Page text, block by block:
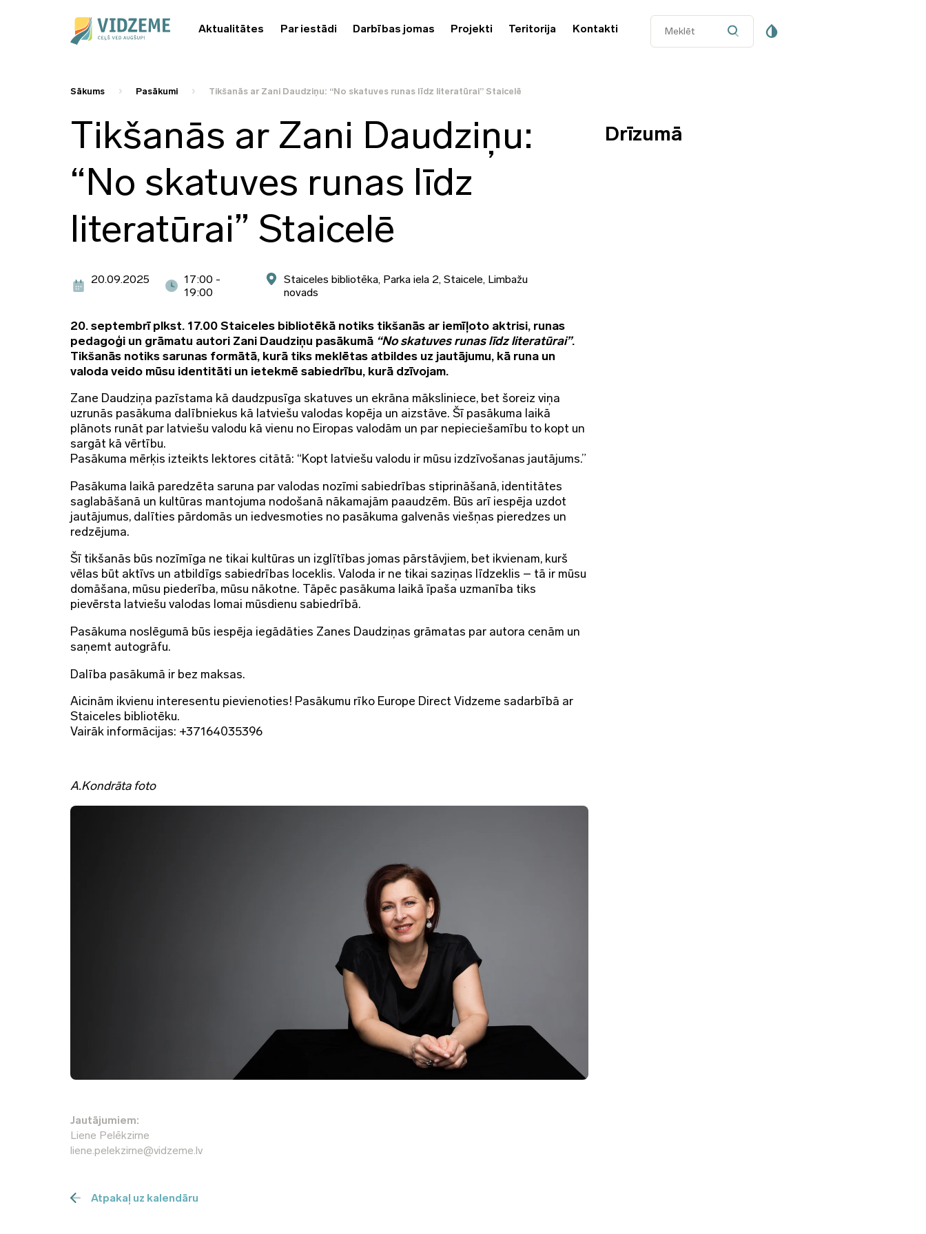
Aktualitātes Par iestādi Darbības jomas Projekti Teritorija Kontakti
Sākums Pasākumi Tikšanās ar Zani Daudziņu: “No skatuves runas līdz literatūrai” Staicelē
Tikšanās ar Zani Daudziņu:
“No skatuves runas līdz
literatūrai” Staicelē
20.09.2025
17:00 -
19:00
Staiceles bibliotēka, Parka iela 2, Staicele, Limbažu
novads
20. septembrī plkst. 17.00 Staiceles bibliotēkā notiks tikšanās ar iemīļoto aktrisi, runas
pedagoģi un grāmatu autori Zani Daudziņu pasākumā “No skatuves runas līdz literatūrai”.
Tikšanās notiks sarunas formātā, kurā tiks meklētas atbildes uz jautājumu, kā runa un
valoda veido mūsu identitāti un ietekmē sabiedrību, kurā dzīvojam.
Zane Daudziņa pazīstama kā daudzpusīga skatuves un ekrāna māksliniece, bet šoreiz viņa
uzrunās pasākuma dalībniekus kā latviešu valodas kopēja un aizstāve. Šī pasākuma laikā
plānots runāt par latviešu valodu kā vienu no Eiropas valodām un par nepieciešamību to kopt un
sargāt kā vērtību.
Pasākuma mērķis izteikts lektores citātā: “Kopt latviešu valodu ir mūsu izdzīvošanas jautājums.”
Pasākuma laikā paredzēta saruna par valodas nozīmi sabiedrības stiprināšanā, identitātes
saglabāšanā un kultūras mantojuma nodošanā nākamajām paaudzēm. Būs arī iespēja uzdot
jautājumus, dalīties pārdomās un iedvesmoties no pasākuma galvenās viešņas pieredzes un
redzējuma.
Šī tikšanās būs nozīmīga ne tikai kultūras un izglītības jomas pārstāvjiem, bet ikvienam, kurš
vēlas būt aktīvs un atbildīgs sabiedrības loceklis. Valoda ir ne tikai saziņas līdzeklis – tā ir mūsu
domāšana, mūsu piederība, mūsu nākotne. Tāpēc pasākuma laikā īpaša uzmanība tiks
pievērsta latviešu valodas lomai mūsdienu sabiedrībā.
Pasākuma noslēgumā būs iespēja iegādāties Zanes Daudziņas grāmatas par autora cenām un
saņemt autogrāfu.
Dalība pasākumā ir bez maksas.
Aicinām ikvienu interesentu pievienoties! Pasākumu rīko Europe Direct Vidzeme sadarbībā ar
Staiceles bibliotēku.
Vairāk informācijas: +37164035396
A.Kondrāta foto
Jautājumiem:
Liene Pelēkzirne
liene.pelekzirne@vidzeme.lv
Atpakaļ uz kalendāru
Drīzumā